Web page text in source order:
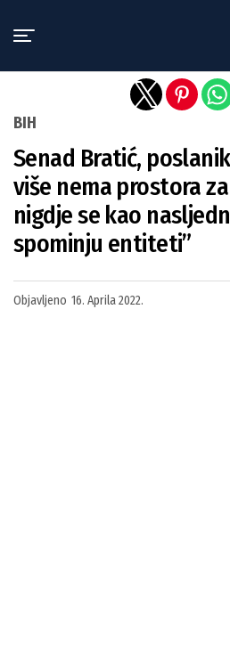
BIH
Senad Bratić,
više nema prostora
nigdje se kao
spominju entiteti”
Objavljeno 16. Aprila 2022.